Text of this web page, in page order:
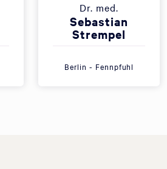
Dr. med.
Sebastian
Strempel
Berlin - Fennpfuhl